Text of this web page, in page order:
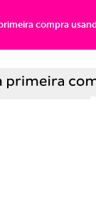
compra